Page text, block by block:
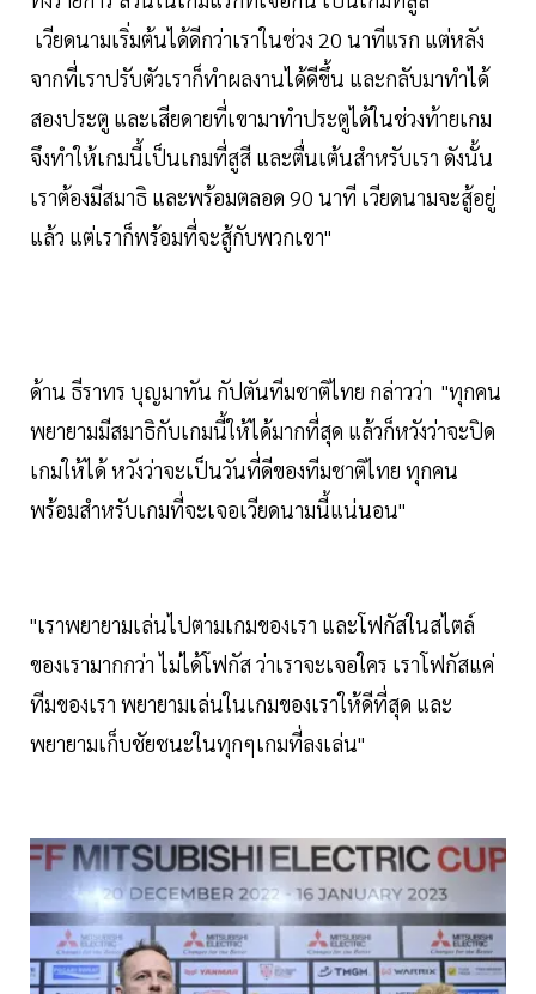
เวียดนามเริ่มต้นได้ดีกว่าเราในช่วง 20 นาทีแรก แต่หลัง
จากที่เราปรับตัวเราก็ทำผลงานได้ดีขึ้น และกลับมาทำได้
สองประตู และเสียดายที่เขามาทำประตูได้ในช่วงท้ายเกม
จึงทำให้เกมนี้เป็นเกมที่สูสี และตื่นเต้นสำหรับเรา ดังนั้น
เราต้องมีสมาธิ และพร้อมตลอด 90 นาที เวียดนามจะสู้อยู่
แล้ว แต่เราก็พร้อมที่จะสู้กับพวกเขา"
ด้าน ธีราทร บุญมาทัน กัปตันทีมชาติไทย กล่าวว่า "ทุกคน
พยายามมีสมาธิกับเกมนี้ให้ได้มากที่สุด แล้วก็หวังว่าจะปิด
เกมให้ได้ หวังว่าจะเป็นวันที่ดีของทีมชาติไทย ทุกคน
พร้อมสำหรับเกมที่จะเจอเวียดนามนี้แน่นอน"
"เราพยายามเล่นไปตามเกมของเรา และโฟกัสในสไตล์
ของเรามากกว่า ไม่ได้โฟกัส ว่าเราจะเจอใคร เราโฟกัสแค่
ทีมของเรา พยายามเล่นในเกมของเราให้ดีที่สุด และ
พยายามเก็บชัยชนะในทุกๆเกมที่ลงเล่น"